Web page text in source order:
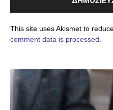
This site uses Akismet to
comment data is processed.